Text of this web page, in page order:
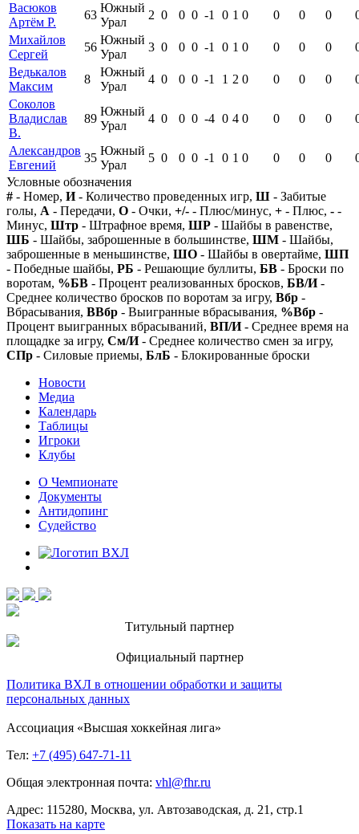
Васюков
Артём Р.
63
Южный
Урал
2 0 0 0 -1 0 1 0 0 0 0
Михайлов
Сергей
56
Южный
Урал
3 0 0 0 -1 0 1 0 0 0 0
Ведькалов
Максим
8
Южный
Урал
4 0 0 0 -1 1 2 0 0 0 0
Соколов
Владислав
В.
89
Южный
Урал
4 0 0 0 -4 0 4 0 0 0 0
Александров
Евгений
35
Южный
Урал
5 0 0 0 -1 0 1 0 0 0 0
Условные обозначения
# - Номер, И- Количество проведенных игр, Ш - Забитые
голы, А - Передачи, О - Очки, +/- - Плюс/минус, + - Плюс, - -
Минус, Штр - Штрафное время, ШР - Шайбы в равенстве,
ШБ - Шайбы, заброшенные в большинстве, ШМ - Шайбы,
заброшенные в меньшинстве, ШО - Шайбы в овертайме, ШП
- Победные шайбы, РБ - Решающие буллиты, БВ - Броски по
воротам, %БВ - Процент реализованных бросков, БВ/И-
Среднее количество бросков по воротам за игру, Вбр -
Вбрасывания, ВВбр - Выигранные вбрасывания, %Вбр -
Процент выигранных вбрасываний, ВП/И- Среднее время на
площадке за игру, См/И- Среднее количество смен за игру,
СПр - Силовые приемы, БлБ - Блокированные броски
Новости
Медиа
Календарь
Таблицы
Игроки
Клубы
О Чемпионате
Документы
Антидопинг
Судейство
Титульный партнер
Официальный партнер
Политика ВХЛ в отношении обработки и защиты
персональных данных
Ассоциация «Высшая хоккейная лига»
Тел: +7 (495) 647-71-11
Общая электронная почта: vhl@fhr.ru
Адрес: 115280, Москва, ул. Автозаводская, д. 21, стр.1
Показать на карте